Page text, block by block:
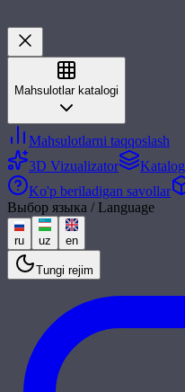
Mahsulotlar katalogi
Mahsulotlarni taqqoslash
3D Vizualizator
Katalog
Ko'p beriladigan savollar
Выбор языка / Language
ru uz en
Tungi rejim